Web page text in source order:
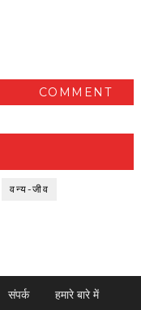
COMMENT
वन्य-जीव
संपर्क
हमारे बारे में